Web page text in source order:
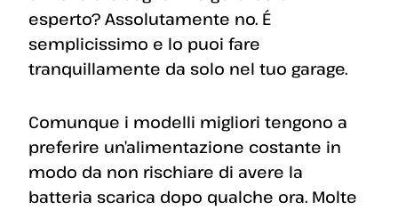
esperto? Assolutamente no. É
semplicissimo e lo puoi fare
tranquillamente da solo nel tuo garage.
Comunque i modelli migliori tengono a
preferire un’alimentazione costante in
modo da non rischiare di avere la
batteria scarica dopo qualche ora. Molte